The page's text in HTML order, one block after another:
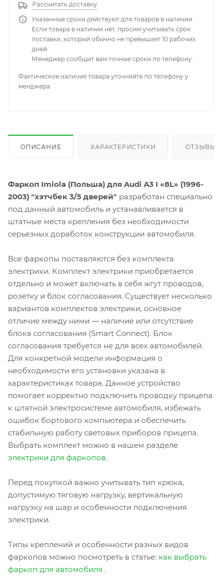
Рассчитать доставку
Указанные сроки действуют для товаров в наличии.
Если товара в наличии нет, просим учитывать срок
поставки, который обычно не превышает 10 рабочих
дней.
Менеджер сообщит вам точные сроки по телефону.
Фактическое наличие товара уточняйте по телефону у
менджера.
ОПИСАНИЕ ХАРАКТЕРИСТИКИ ОТЗЫВЫ
Фаркоп Imiola (Польша) для Audi A3 I «8L» (1996-
2003) "хэтчбек 3/5 дверей" разработан специально
под данный автомобиль и устанавливается в
штатные места крепления без необходимости
серьезных доработок конструкции автомобиля.
Все фаркопы поставляются без комплекта
электрики. Комплект электрики приобретается
отдельно и может включать в себя жгут проводов,
розетку и блок согласования. Существует несколько
вариантов комплектов электрики, основное
отличие между ними — наличие или отсутствие
блока согласования (Smart Connect). Блок
согласования требуется не для всех автомобилей.
Для конкретной модели информация о
необходимости его установки указана в
характеристиках товара. Данное устройство
помогает корректно подключить проводку прицепа
к штатной электросистеме автомобиля, избежать
ошибок бортового компьютера и обеспечить
стабильную работу световых приборов прицепа.
Выбрать комплект можно в нашем разделе
электрики для фаркопов.
Перед покупкой важно учитывать тип крюка,
допустимую тяговую нагрузку, вертикальную
нагрузку на шар и особенности подключения
электрики.
Типы креплений и особенности разных видов
фаркопов можно посмотреть в статье: как выбрать
фаркоп для автомобиля .